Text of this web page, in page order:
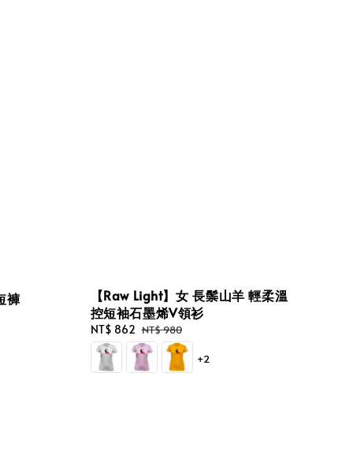
褲
【Raw Light】女 長鬃山羊 輕柔溫
控短袖石墨烯V領衫
Sale
price
NT$ 862 Regular
price
NT$ 980
+2